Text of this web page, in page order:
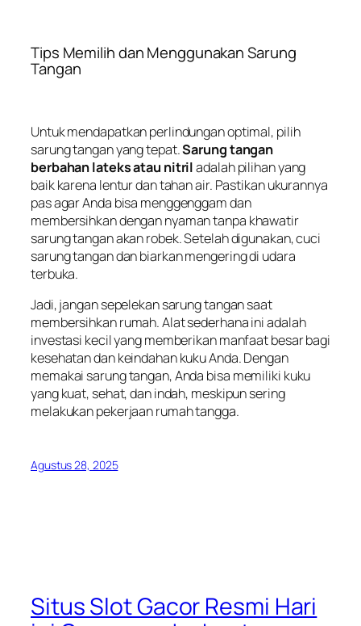
Tips Memilih dan Menggunakan Sarung
Tangan
Untuk mendapatkan perlindungan optimal, pilih
sarung tangan yang tepat.Sarung tangan
berbahan lateks atau nitriladalah pilihan yang
baik karena lentur dan tahan air. Pastikan ukurannya
pas agar Anda bisa menggenggam dan
membersihkan dengan nyaman tanpa khawatir
sarung tangan akan robek. Setelah digunakan, cuci
sarung tangan dan biarkan mengering di udara
terbuka.
Jadi, jangan sepelekan sarung tangan saat
membersihkan rumah. Alat sederhana ini adalah
investasi kecil yang memberikan manfaat besar bagi
kesehatan dan keindahan kuku Anda. Dengan
memakai sarung tangan, Anda bisa memiliki kuku
yang kuat, sehat, dan indah, meskipun sering
melakukan pekerjaan rumah tangga.
Agustus 28, 2025
Situs Slot Gacor Resmi Hari